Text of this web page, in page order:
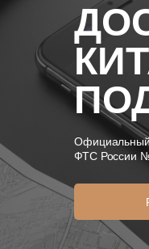
Официальный
ФТС России